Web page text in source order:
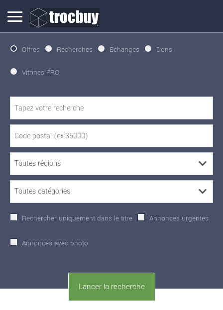
Offres Recherches Échanges Dons
Vitrines PRO
Rechercher uniquement dans le titre Annonces urgentes
Annonces avec photo